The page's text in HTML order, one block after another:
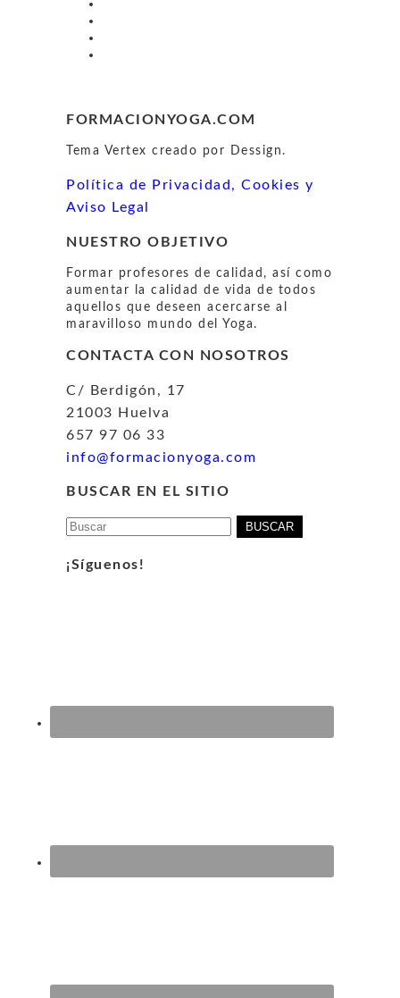
FORMACIONYOGA.COM
Tema Vertex creado por Dessign.
Política de Privacidad, Cookies y
Aviso Legal
NUESTRO OBJETIVO
Formar profesores de calidad, así como
aumentar la calidad de vida de todos
aquellos que deseen acercarse al
maravilloso mundo del Yoga.
CONTACTA CON NOSOTROS
C/ Berdigón, 17
21003 Huelva
657 97 06 33
info@formacionyoga.com
BUSCAR EN EL SITIO
Buscar:
¡Síguenos!